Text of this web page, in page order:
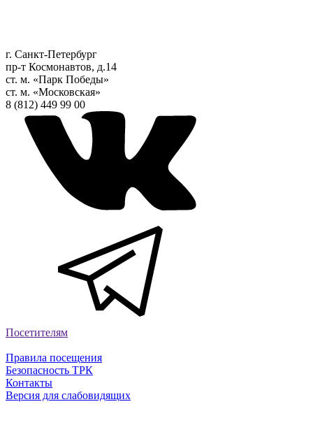
г. Санкт-Петербург
пр-т Космонавтов, д.14
ст. м. «Парк Победы»
ст. м. «Московская»
8 (812) 449 99 00
Посетителям
Правила посещения
Безопасность ТРК
Контакты
Версия для слабовидящих